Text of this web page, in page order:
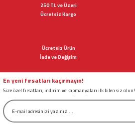
Ürün bilgilerinde hatalar bulunuyor.
Bu ürüne benzer farklı alternatifler olmalı.
250 TL ve Üzeri
Ücretsiz Kargo
Ücretsiz Ürün
İade ve Değişim
En yeni fırsatları kaçırmayın!
Size özel fırsatları, indirim ve kapmanyaları ilk bilen siz olun!